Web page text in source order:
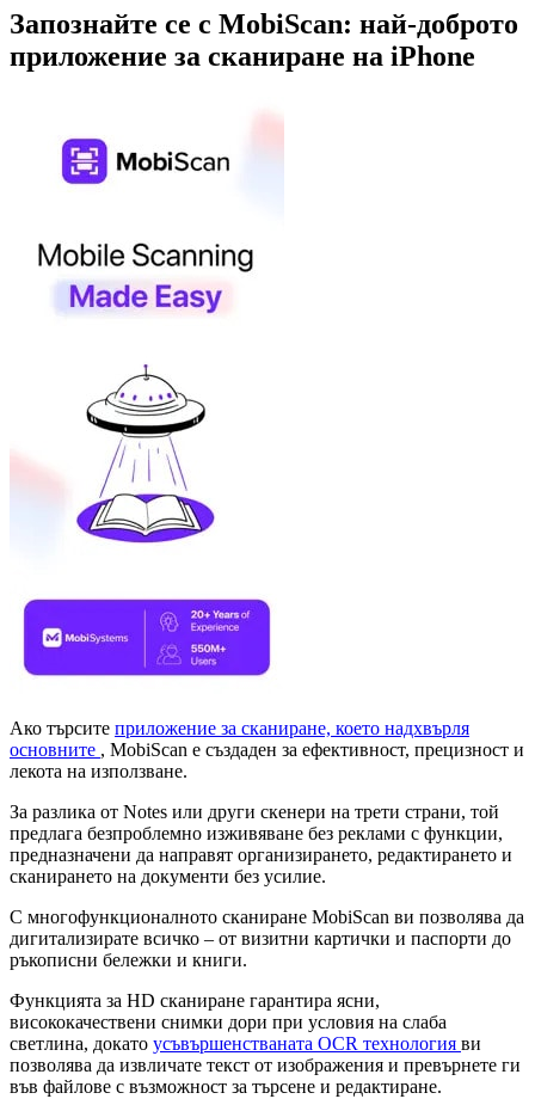
Запознайте се с MobiScan: най-доброто
приложение за сканиране на iPhone
Ако търсите приложение за сканиране, което надхвърля
основните , MobiScan е създаден за ефективност, прецизност и
лекота на използване.
За разлика от Notes или други скенери на трети страни, той
предлага безпроблемно изживяване без реклами с функции,
предназначени да направят организирането, редактирането и
сканирането на документи без усилие.
С многофункционалното сканиране MobiScan ви позволява да
дигитализирате всичко – от визитни картички и паспорти до
ръкописни бележки и книги.
Функцията за HD сканиране гарантира ясни,
висококачествени снимки дори при условия на слаба
светлина, докато усъвършенстваната OCR технология ви
позволява да извличате текст от изображения и превърнете ги
във файлове с възможност за търсене и редактиране.